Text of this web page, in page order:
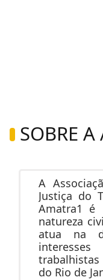
SOBRE A
A
Justiça do
Amatra1
natureza
atua na
do Rio de